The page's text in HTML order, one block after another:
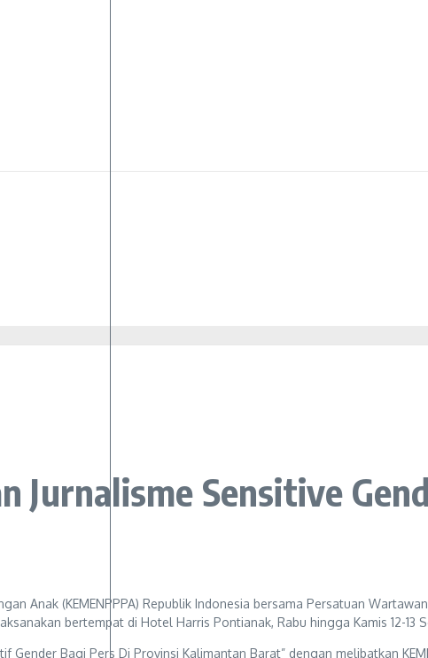
Jurnalisme Sensitive
Anak (KEMENPPPA) Republik Indonesia bersama Persatuan
bertempat di Hotel Harris Pontianak, Rabu hingga Kamis 12-13
Bagi Pers Di Provinsi Kalimantan Barat” dengan melibatkan